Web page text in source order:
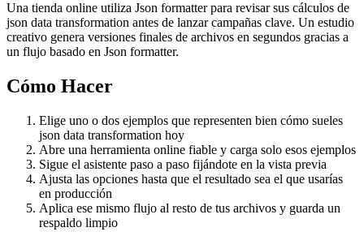
Una tienda online utiliza Json formatter para revisar sus cálculos de
json data transformation antes de lanzar campañas clave. Un estudio
creativo genera versiones finales de archivos en segundos gracias a
un flujo basado en Json formatter.
Cómo Hacer
Elige uno o dos ejemplos que representen bien cómo sueles
json data transformation hoy
Abre una herramienta online fiable y carga solo esos ejemplos
Sigue el asistente paso a paso fijándote en la vista previa
Ajusta las opciones hasta que el resultado sea el que usarías
en producción
Aplica ese mismo flujo al resto de tus archivos y guarda un
respaldo limpio